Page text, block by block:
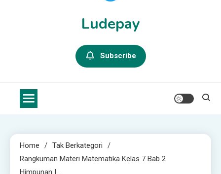
Ludepay
Subscribe
Home
Tak Berkategori
Rangkuman Materi Matematika Kelas 7 Bab 2
Himpunan |…